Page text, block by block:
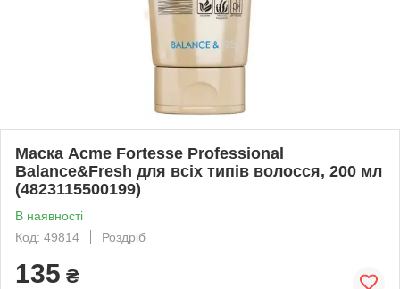
Маска Acme Fortesse Professional
Balance&Fresh для всіх типів волосся, 200 мл
(4823115500199)
В наявності
Код: 49814
Роздріб
135 ₴